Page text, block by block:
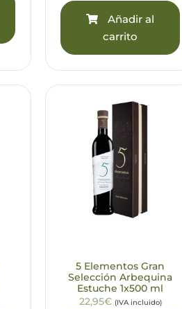
Añadir al
carrito
5 Elementos Gran
Selección Arbequina
Estuche 1x500 ml
22,95€ (IVA incluido)